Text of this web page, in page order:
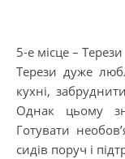
5-е місце – Терези
Терези дуже
кухні,
Однак цьому
Готувати
сидів поруч і